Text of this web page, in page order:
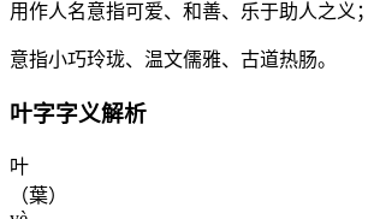
用作人名意指可爱、和善、乐于助人之义；
意指小巧玲珑、温文儒雅、古道热肠。
叶字字义解析
叶
（葉）